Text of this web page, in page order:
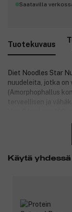
Saatavilla
Tuotekuvaus
Diet Noodles Star
nuudeleita, jotka
(Amorphophallus
terveellisen ja
painonhallintaan
ruoka-
Käytä